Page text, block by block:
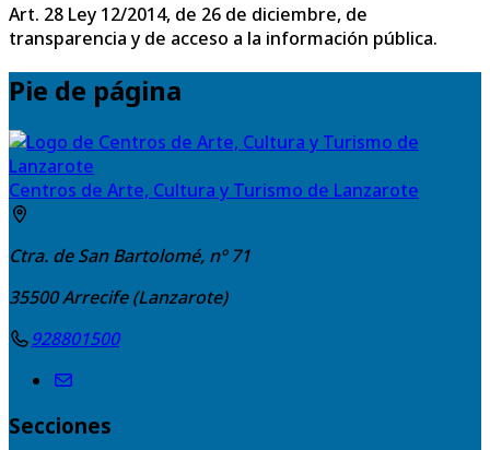
Art. 28 Ley 12/2014, de 26 de diciembre, de
transparencia y de acceso a la información pública.
Pie de página
Centros de Arte, Cultura y Turismo de Lanzarote
Ctra. de San Bartolomé, nº 71
35500Arrecife (Lanzarote)
928801500
Secciones